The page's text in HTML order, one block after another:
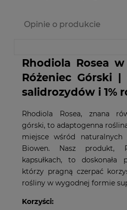
Opinie o produkcie
Rhodiola Rosea w
Różeniec Górski
salidrozydów i 1%
Rhodiola Rosea, znana
górski, to adaptogenna
miejsce wśród naturalnych
Biowen. Nasz produkt,
kapsułkach, to doskonała
którzy pragną czerpać
rośliny w wygodnej formie
Korzyści: